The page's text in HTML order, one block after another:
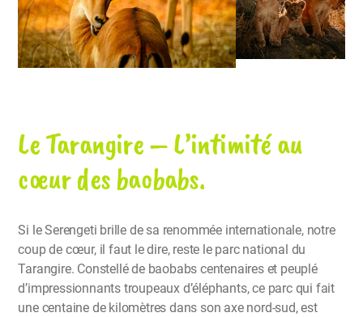
Le Tarangire – L’intimité au
cœur des baobabs.
Si le Serengeti brille de sa renommée internationale, notre
coup de cœur, il faut le dire, reste le parc national du
Tarangire. Constellé de baobabs centenaires et peuplé
d’impressionnants troupeaux d’éléphants, ce parc qui fait
une centaine de kilomètres dans son axe nord-sud, est